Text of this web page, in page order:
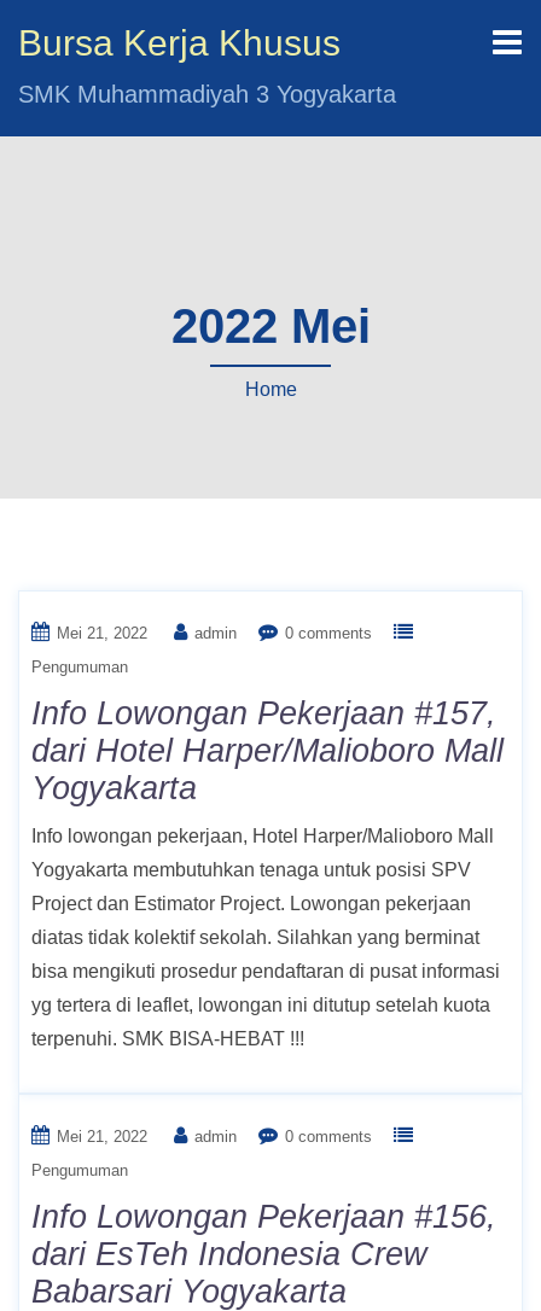
Bursa Kerja Khusus
SMK Muhammadiyah 3 Yogyakarta
2022 Mei
Home
Mei 21, 2022 admin
0 comments
Pengumuman
Info Lowongan Pekerjaan #157,
dari Hotel Harper/Malioboro Mall
Yogyakarta
Info lowongan pekerjaan, Hotel Harper/Malioboro Mall
Yogyakarta membutuhkan tenaga untuk posisi SPV
Project dan Estimator Project. Lowongan pekerjaan
diatas tidak kolektif sekolah. Silahkan yang berminat
bisa mengikuti prosedur pendaftaran di pusat informasi
yg tertera di leaflet, lowongan ini ditutup setelah kuota
terpenuhi. SMK BISA-HEBAT !!!
Mei 21, 2022 admin
0 comments
Pengumuman
Info Lowongan Pekerjaan #156,
dari EsTeh Indonesia Crew
Babarsari Yogyakarta